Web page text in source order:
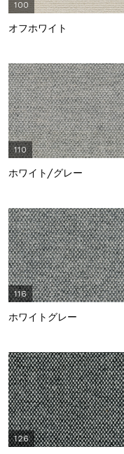
100
オフホワイト
110
ホワイト/グレー
116
ホワイトグレー
126